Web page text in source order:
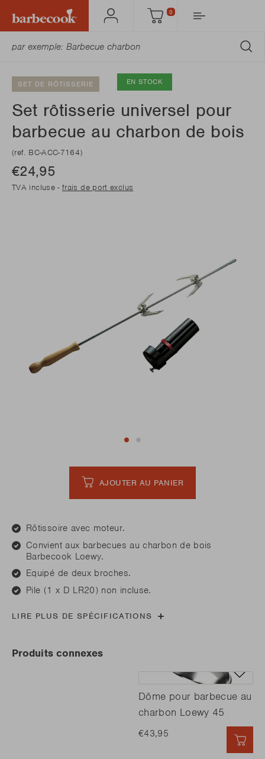
Mon
Panier
0
SET DE RÔTISSERIE EN STOCK
Set rôtisserie universel pour
barbecue au charbon de bois
(ref. BC-ACC-7164)
€24,95
TVA incluse -frais de port exclus
AJOUTER AU PANIER
Rôtissoire avec moteur.
Convient aux barbecues au charbon de bois
Barbecook Loewy.
Equipé de deux broches.
Pile (1 x D LR20) non incluse.
LIRE PLUS DE SPÉCIFICATIONS
Produits connexes
Dôme pour barbecue au
charbon Loewy 45
€43,95